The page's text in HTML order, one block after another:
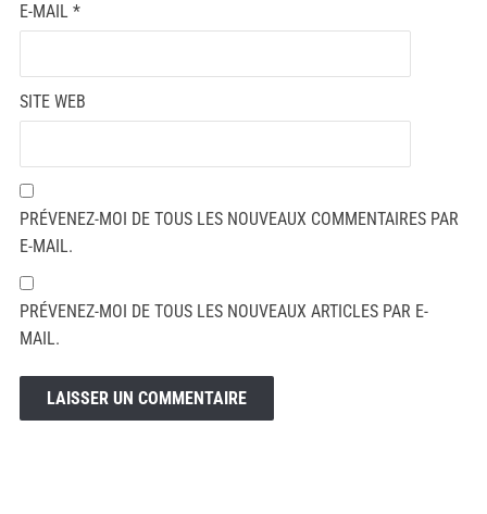
E-MAIL *
SITE WEB
PRÉVENEZ-MOI DE TOUS LES NOUVEAUX COMMENTAIRES PAR
E-MAIL.
PRÉVENEZ-MOI DE TOUS LES NOUVEAUX ARTICLES PAR E-
MAIL.